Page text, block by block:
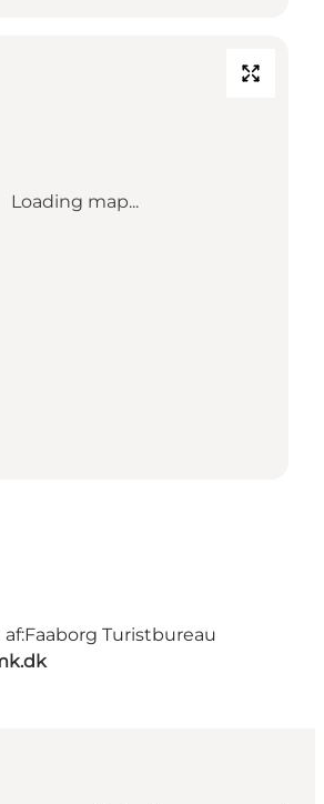
Loading map...
Faaborg Turistbureau